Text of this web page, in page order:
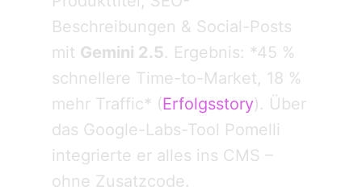
Beschreibungen & Social-Posts
mit Gemini 2.5. Ergebnis: *45 %
schnellere Time-to-Market, 18 %
mehr Traffic* (Erfolgsstory). Über
das Google-Labs-Tool Pomelli
integrierte er alles ins CMS –
ohne Zusatzcode.